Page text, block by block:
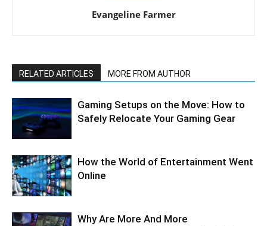
Evangeline Farmer
RELATED ARTICLES MORE FROM AUTHOR
Gaming Setups on the Move: How to
Safely Relocate Your Gaming Gear
How the World of Entertainment Went
Online
Why Are More And More